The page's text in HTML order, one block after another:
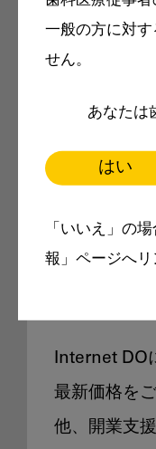
一般の方に対す
せん。
あなたは
はい
「いいえ」の
報」ページへリ
Internet
製品
Internet DO
最新価格を
他、開業支